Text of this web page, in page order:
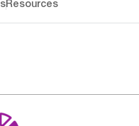
Resources